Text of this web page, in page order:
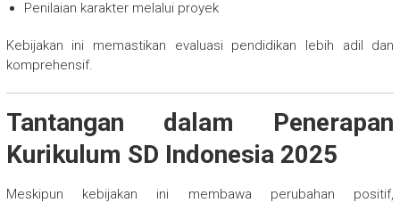
Penilaian karakter melalui proyek
Kebijakan ini memastikan evaluasi pendidikan lebih adil dan
komprehensif.
Tantangan dalam Penerapan
Kurikulum SD Indonesia 2025
Meskipun kebijakan ini membawa perubahan positif,